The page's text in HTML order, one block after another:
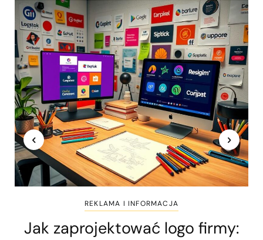
REKLAMA I INFORMACJA
Jak zaprojektować logo firmy: